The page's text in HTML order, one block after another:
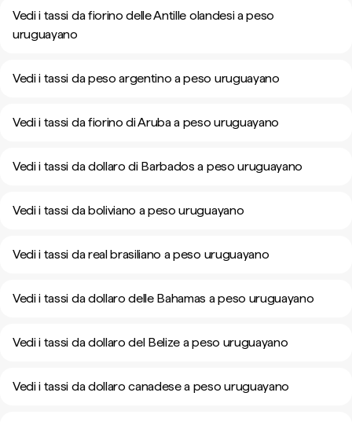
Vedi i tassi da fiorino delle Antille olandesi a peso
uruguayano
Vedi i tassi da peso argentino a peso uruguayano
Vedi i tassi da fiorino di Aruba a peso uruguayano
Vedi i tassi da dollaro di Barbados a peso uruguayano
Vedi i tassi da boliviano a peso uruguayano
Vedi i tassi da real brasiliano a peso uruguayano
Vedi i tassi da dollaro delle Bahamas a peso uruguayano
Vedi i tassi da dollaro del Belize a peso uruguayano
Vedi i tassi da dollaro canadese a peso uruguayano